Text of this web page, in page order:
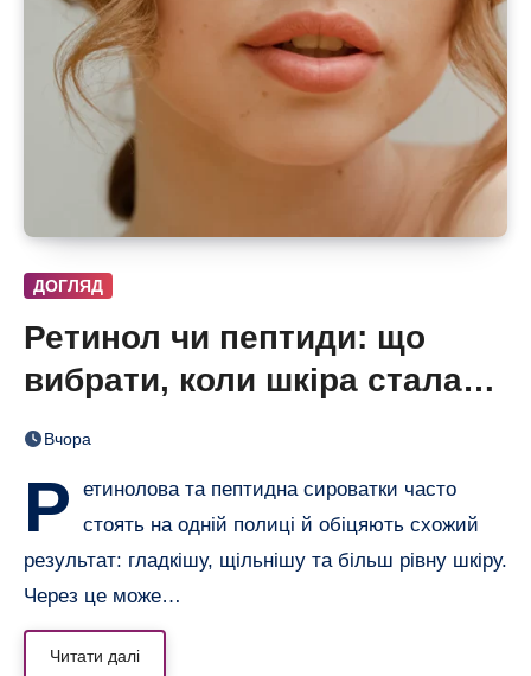
ДОГЛЯД
Ретинол чи пептиди: що
вибрати, коли шкіра стала
нерівною і чутливою
Вчора
Р
етинолова та пептидна сироватки часто
стоять на одній полиці й обіцяють схожий
результат: гладкішу, щільнішу та більш рівну шкіру.
Через це може…
Читати далі